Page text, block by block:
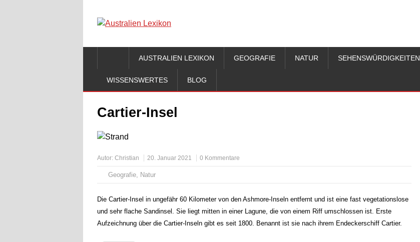
AUSTRALIEN LEXIKON GEOGRAFIE NATUR SEHENSWÜRDIGKEITEN
WISSENSWERTES BLOG
Cartier-Insel
Autor: Christian 20. Januar 2021 0 Kommentare
Geografie, Natur
Die Cartier-Insel in ungefähr 60 Kilometer von den Ashmore-Inseln entfernt und ist eine fast vegetationslose
und sehr flache Sandinsel. Sie liegt mitten in einer Lagune, die von einem Riff umschlossen ist. Erste
Aufzeichnung über die Cartier-Inseln gibt es seit 1800. Benannt ist sie nach ihrem Endeckerschiff Cartier.